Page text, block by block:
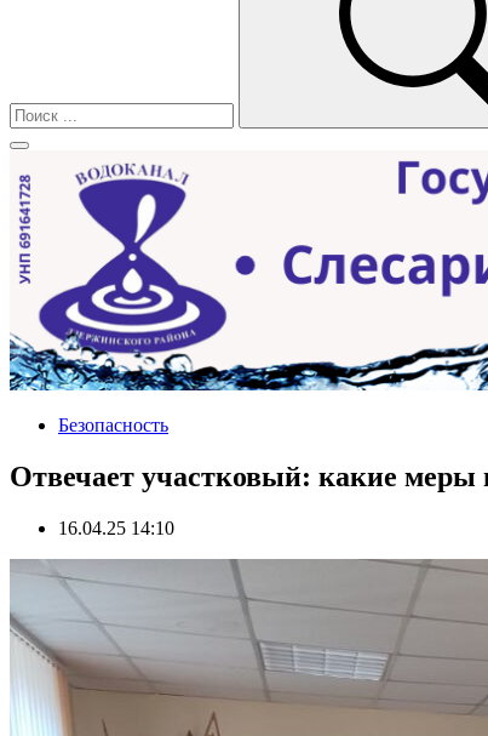
Безопасность
Отвечает участковый: какие
16.04.25 14:10